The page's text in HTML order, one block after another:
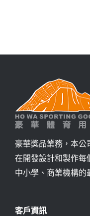
豪華獎品業務，本公
在開發設計和製作每
中小學、商業機構的
客戶資訊